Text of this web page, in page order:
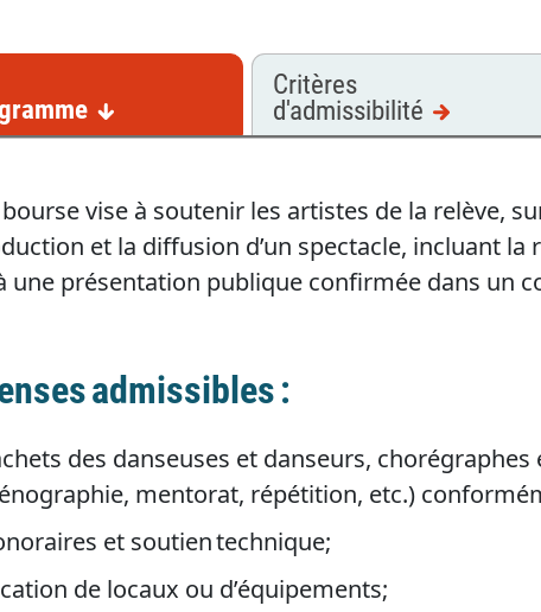
Critères
d'admissibilité
vise à soutenir les artistes de la relève,
et la diffusion d’un spectacle, incluant
une présentation publique confirmée dans un
admissibles :
des danseuses et danseurs,
mentorat, répétition, etc.)
et soutien technique;
de locaux ou d’équipements;